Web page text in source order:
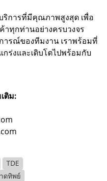
ริการที่มีคุณภาพสูงสุด เพื่อ
ทุกท่านอย่างครบวงจร
ารณ์ของทีมงาน เราพร้อมที่
ร่งและเติบโตไปพร้อมกับ
ติม:
TDE
ดทิพย์